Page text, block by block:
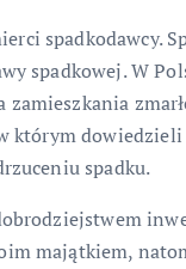
spadkodawcy.
spadkowej. W
którym
spadku.
majątkiem,